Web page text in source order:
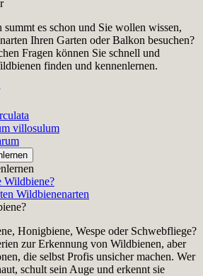
es schon und Sie wollen wissen,
Ihren Garten oder Balkon besuchen?
Fragen können Sie schnell und
finden und kennenlernen.
villosulum
Wildbiene?
Wildbienenarten
Honigbiene, Wespe oder Schwebfliege?
zur Erkennung von Wildbienen, aber
die selbst Profis unsicher machen. Wer
schult sein Auge und erkennt sie